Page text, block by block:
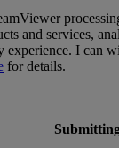
and services,
experience. I can
for details.